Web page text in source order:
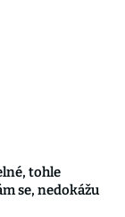
tohle
se, nedokážu